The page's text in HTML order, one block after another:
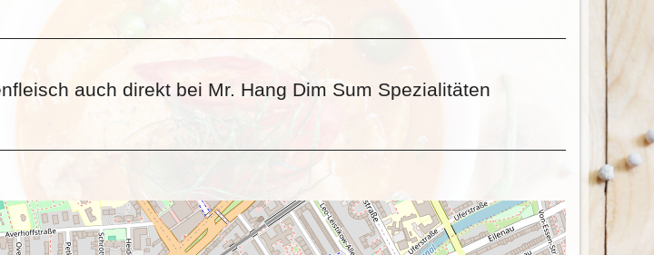
auch direkt bei Mr. Hang Dim Sum Spezialitäten